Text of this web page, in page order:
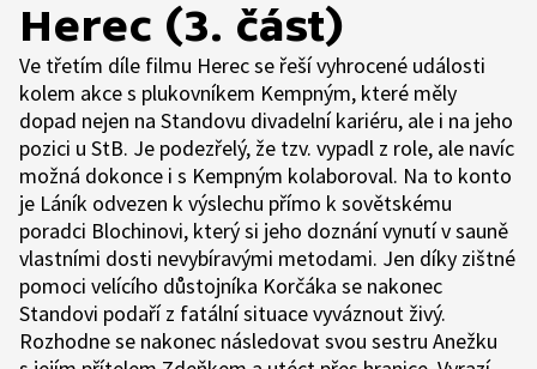
Herec (3. část)
Ve třetím díle filmu Herec se řeší vyhrocené události
kolem akce s plukovníkem Kempným, které měly
dopad nejen na Standovu divadelní kariéru, ale i na jeho
pozici u StB. Je podezřelý, že tzv. vypadl z role, ale navíc
možná dokonce i s Kempným kolaboroval. Na to konto
je Láník odvezen k výslechu přímo k sovětskému
poradci Blochinovi, který si jeho doznání vynutí v sauně
vlastními dosti nevybíravými metodami. Jen díky zištné
pomoci velícího důstojníka Korčáka se nakonec
Standovi podaří z fatální situace vyváznout živý.
Rozhodne se nakonec následovat svou sestru Anežku